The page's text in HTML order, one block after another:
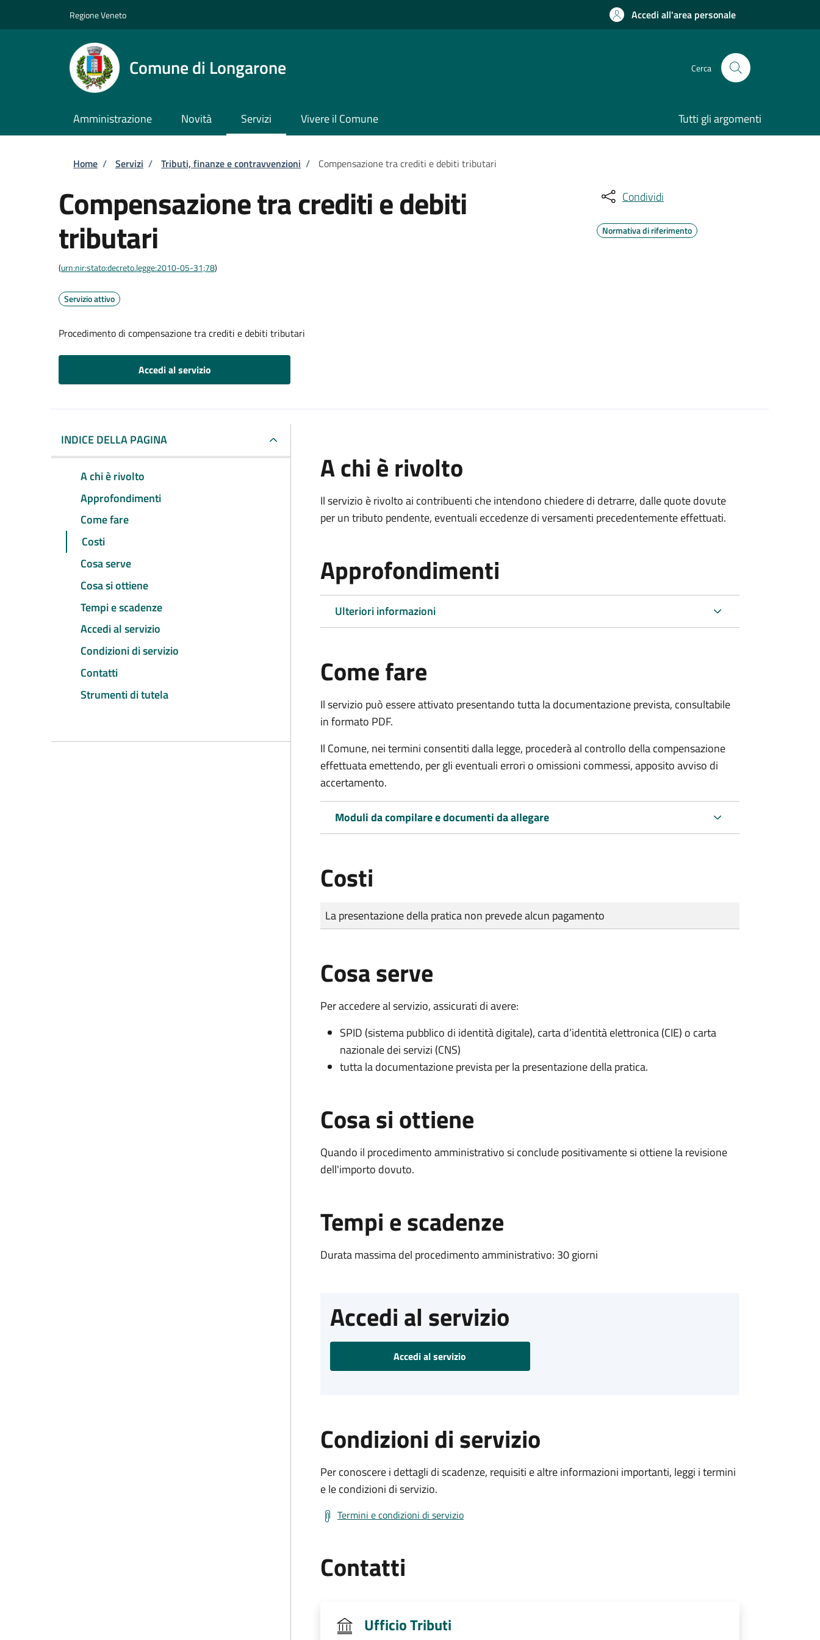
Regione Veneto Accedi all'area personale
Comune di Longarone Cerca
Amministrazione Novità Servizi Vivere il Comune Tutti gli argomenti
Briciole di pane
Home / Servizi / Tributi, finanze e contravvenzioni / Compensazione tra crediti e debiti tributari
Compensazione tra crediti e debiti
tributari
(urn:nir:stato:decreto.legge:2010-05-31;78)
Servizio attivo
Procedimento di compensazione tra crediti e debiti tributari
Accedi al servizio
Condividi
Normativa di riferimento
INDICE DELLA PAGINA
A chi è rivolto
Approfondimenti
Come fare
Costi
Cosa serve
Cosa si ottiene
Tempi e scadenze
Accedi al servizio
Condizioni di servizio
Contatti
Strumenti di tutela
A chi è rivolto
Il servizio è rivolto ai contribuenti che intendono chiedere di detrarre, dalle quote dovute
per un tributo pendente, eventuali eccedenze di versamenti precedentemente effettuati.
Approfondimenti
Ulteriori informazioni
Come fare
Il servizio può essere attivato presentando tutta la documentazione prevista, consultabile
in formato PDF.
Il Comune, nei termini consentiti dalla legge, procederà al controllo della compensazione
effettuata emettendo, per gli eventuali errori o omissioni commessi, apposito avviso di
accertamento.
Moduli da compilare e documenti da allegare
Costi
Tipo di pagamento
Importo
La presentazione della pratica non prevede alcun pagamento
Cosa serve
Per accedere al servizio, assicurati di avere:
SPID (sistema pubblico di identità digitale), carta d’identità elettronica (CIE) o carta
nazionale dei servizi (CNS)
tutta la documentazione prevista per la presentazione della pratica.
Cosa si ottiene
Quando il procedimento amministrativo si conclude positivamente si ottiene la revisione
dell'importo dovuto.
Tempi e scadenze
Durata massima del procedimento amministrativo: 30 giorni
Accedi al servizio
Accedi al servizio
Condizioni di servizio
Per conoscere i dettagli di scadenze, requisiti e altre informazioni importanti, leggi i termini
e le condizioni di servizio.
Termini e condizioni di servizio
Contatti
Ufficio Tributi